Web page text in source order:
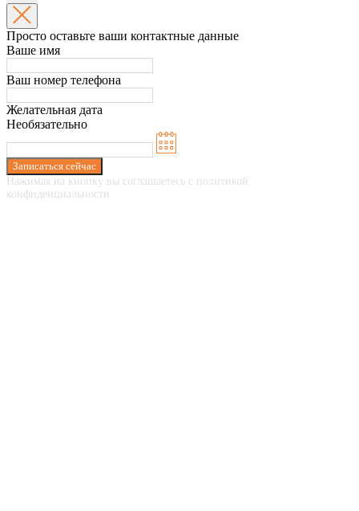
Просто оставьте ваши контактные данные
Ваше имя
Ваш номер телефона
Желательная дата
Необязательно
Записаться сейчас
Нажимая на кнопку вы соглашаетесь с политикой
конфиденциальности